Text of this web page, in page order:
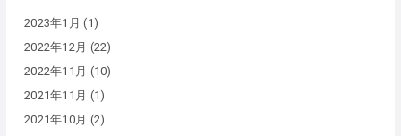
2023年1月 (1)
2022年12月 (22)
2022年11月 (10)
2021年11月 (1)
2021年10月 (2)